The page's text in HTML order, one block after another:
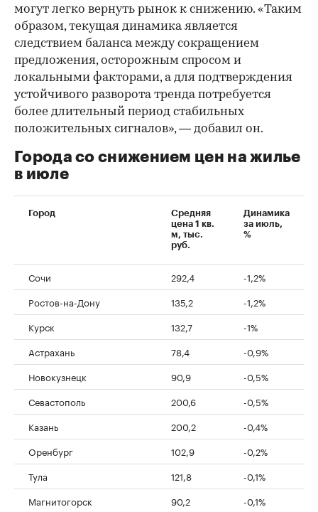
могут легко вернуть рынок к снижению. «Таким
образом, текущая динамика является
следствием баланса между сокращением
предложения, осторожным спросом и
локальными факторами, а для подтверждения
устойчивого разворота тренда потребуется
более длительный период стабильных
положительных сигналов», — добавил он.
Города со снижением цен на жилье
в июле
Город
Средняя
цена 1 кв.
м, тыс.
руб.
Динамика
за июль,
%
Сочи 292,4
-1,2%
Ростов-на-Дону
135,2
-1,2%
Курск
132,7
-1%
Астрахань
78,4
-0,9%
Новокузнецк
90,9
-0,5%
Севастополь
200,6
-0,5%
Казань
200,2
-0,4%
Оренбург
102,9
-0,2%
Тула
121,8
-0,1%
Магнитогорск
90,2 -0,1%